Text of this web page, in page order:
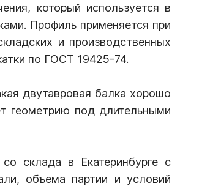
который используется в
Профиль применяется при
и производственных
по ГОСТ 19425-74.
двутавровая балка хорошо
геометрию под длительными
склада в Екатеринбурге с
объема партии и условий